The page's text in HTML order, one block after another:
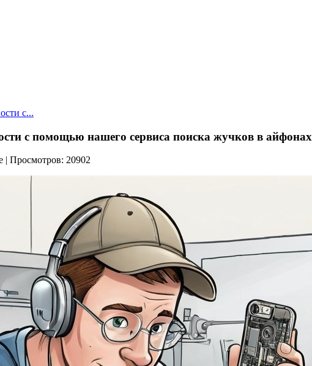
с...
с помощью нашего сервиса поиска жучков в айфонах
| Просмотров: 20902